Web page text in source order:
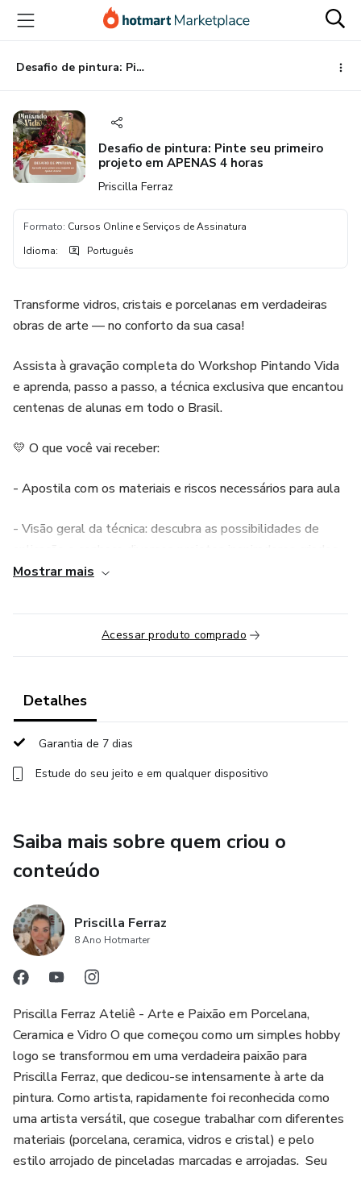
para
conteúdo
principal
para
pagamento
para
rodapé
Desafio de pintura: Pinte seu primeiro projeto em APENAS 4 horas
Desafio de pintura: Pinte seu primeiro
projeto em APENAS 4 horas
Priscilla Ferraz
Formato: Cursos Online e Serviços de Assinatura
Idioma: Português
Transforme vidros, cristais e porcelanas em verdadeiras
obras de arte — no conforto da sua casa!
Assista à gravação completa do Workshop Pintando Vida
e aprenda, passo a passo, a técnica exclusiva que encantou
centenas de alunas em todo o Brasil.
💛 O que você vai receber:
- Apostila com os materiais e riscos necessários para aula
- Visão geral da técnica: descubra as possibilidades de
pela Pri Ferraz.
- Aula completa de pintura: aprenda a pintar um prato de
porcelana e uma taça de cristal com tema floral, aplicando
os segredos da artista.
- Técnica de queima doméstica: veja como realizar o
próprio fogão.
- Momento tira-dúvidas: acompanhe as perguntas e
⏰ Acesso por 12 meses
calma em casa!
🌷 Ideal para:
a criatividade, relaxar com uma atividade prazerosa ou
transformar a arte em uma nova fonte de renda.
Exclusivo para participantes do Workshop
Mostrar mais
Acessar produto comprado
Detalhes
Garantia de 7 dias
Estude do seu jeito e em qualquer dispositivo
Saiba mais sobre quem criou o
conteúdo
Priscilla Ferraz
8 Ano Hotmarter
Priscilla Ferraz Ateliê - Arte e Paixão em Porcelana,
Ceramica e Vidro O que começou como um simples hobby
logo se transformou em uma verdadeira paixão para
Priscilla Ferraz, que dedicou-se intensamente à arte da
pintura. ​Como artista, rapidamente foi reconhecida como
uma artista versátil, que cosegue trabalhar com diferentes
materiais (porcelana, ceramica, vidros e cristal) e pelo
estilo arrojado de pinceladas marcadas e arrojadas. ​ Seu